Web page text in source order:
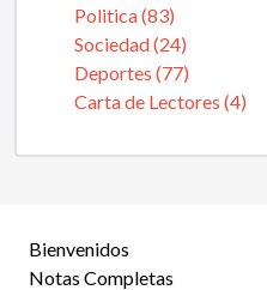
Politica (83)
Sociedad (24)
Deportes (77)
Carta de Lectores (4)
Bienvenidos
Notas Completas